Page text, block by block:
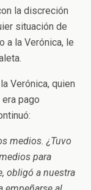
la discreción
situación de
a la Verónica, le
Verónica, quien
pago
medios. ¿Tuvo
para
obligó a nuestra